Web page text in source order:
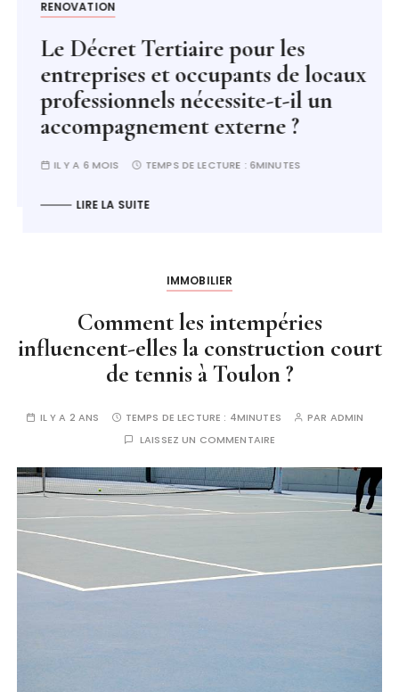
RENOVATION
Le Décret Tertiaire pour les
entreprises et occupants de locaux
professionnels nécessite-t-il un
accompagnement externe ?
IL Y A 6 MOIS TEMPS DE LECTURE : 6MINUTES
LIRE LA SUITE
IMMOBILIER
Comment les intempéries
influencent-elles la construction court
de tennis à Toulon ?
IL Y A 2 ANS TEMPS DE LECTURE : 4MINUTES PAR ADMIN
LAISSEZ UN COMMENTAIRE